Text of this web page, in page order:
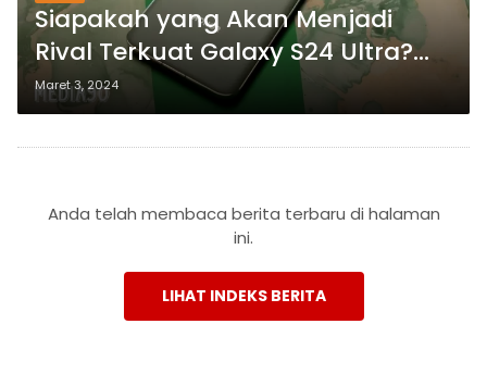
Siapakah yang Akan Menjadi
Rival Terkuat Galaxy S24 Ultra?
Honor Magic 6 Pro
Mengungkapkan Spesifikasinya!
Maret 3, 2024
Anda telah membaca berita terbaru di halaman
ini.
LIHAT INDEKS BERITA